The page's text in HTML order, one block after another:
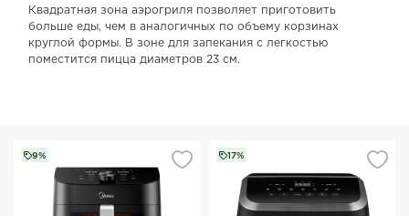
Квадратная зона аэрогриля позволяет приготовить
больше еды, чем в аналогичных по объему корзинах
круглой формы. В зоне для запекания с легкостью
поместится пицца диаметров 23 см.
9% 17%